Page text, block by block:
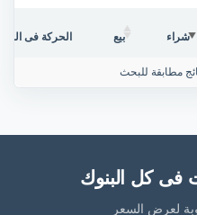
شراء بيع الحركة فى
مطابقة للبحث
فى كل البنوك
لعرض السعر